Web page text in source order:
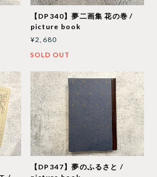
【DP340】夢二画集 花の巻 /
picture book
¥2,680
SOLD OUT
【DP347】夢のふるさと /